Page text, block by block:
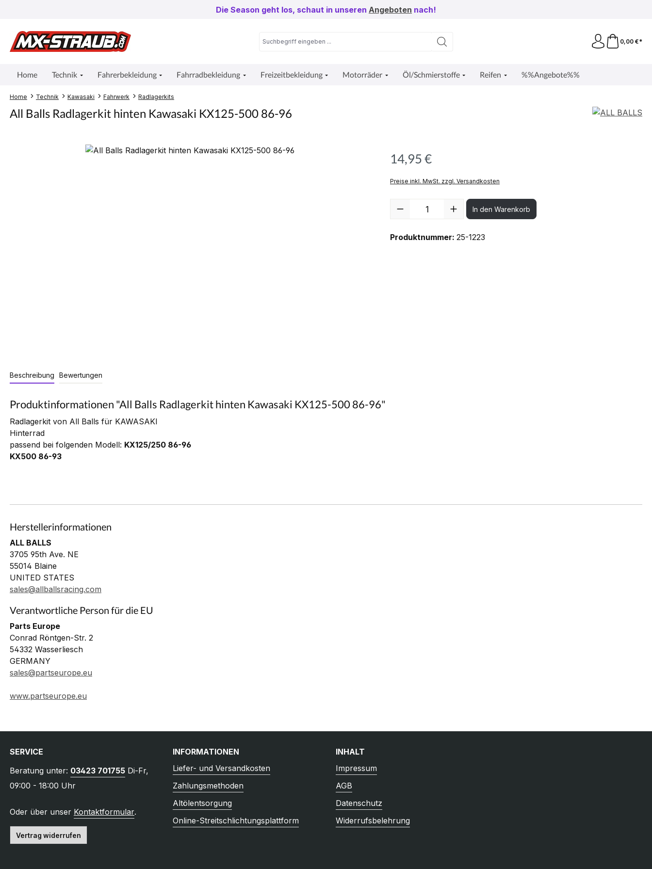
Die Season geht los, schaut in unseren Angeboten nach!
0,00 €*
Home Technik Fahrerbekleidung Fahrradbekleidung Freizeitbekleidung Motorräder Öl/Schmierstoffe Reifen %%Angebote%%
Home Technik Kawasaki Fahrwerk Radlagerkits
All Balls Radlagerkit hinten Kawasaki KX125-500 86-96
Bildergalerie überspringen
14,95 €
Preise inkl. MwSt. zzgl. Versandkosten
Produkt Anzahl: Gib den gewünschten Wert ein oder benutze die
In den Warenkorb
Produktnummer: 25-1223
Beschreibung Bewertungen
Produktinformationen "All Balls Radlagerkit hinten Kawasaki KX125-500 86-96"
Radlagerkit von All Balls für KAWASAKI
Hinterrad
passend bei folgenden Modell: KX125/250 86-96
KX500 86-93
Herstellerinformationen
ALL BALLS
3705 95th Ave. NE
55014 Blaine
UNITED STATES
sales@allballsracing.com
Verantwortliche Person für die EU
Parts Europe
Conrad Röntgen-Str. 2
54332 Wasserliesch
GERMANY
sales@partseurope.eu
www.partseurope.eu
SERVICE
Beratung unter: 03423 701755 Di-Fr,
09:00 - 18:00 Uhr
Oder über unser Kontaktformular.
Vertrag widerrufen
INFORMATIONEN
Liefer- und Versandkosten
Zahlungsmethoden
Altölentsorgung
Online-Streitschlichtungsplattform
INHALT
Impressum
AGB
Datenschutz
Widerrufsbelehrung